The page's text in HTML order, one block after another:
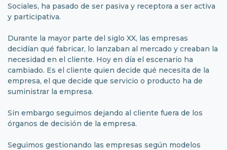
Sociales, ha pasado de ser pasiva y receptora a ser activa
y participativa.
Durante la mayor parte del siglo XX, las empresas
decidían qué fabricar, lo lanzaban al mercado y creaban la
necesidad en el cliente. Hoy en día el escenario ha
cambiado. Es el cliente quien decide qué necesita de la
empresa, el que decide que servicio o producto ha de
suministrar la empresa.
Sin embargo seguimos dejando al cliente fuera de los
órganos de decisión de la empresa.
Seguimos gestionando las empresas según modelos